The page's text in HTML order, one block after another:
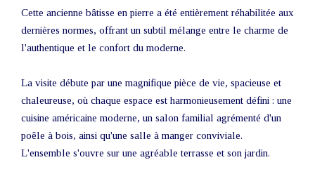
Cette ancienne bâtisse en pierre a été entièrement réhabilitée aux
dernières normes, offrant un subtil mélange entre le charme de
l'authentique et le confort du moderne.
La visite débute par une magnifique pièce de vie, spacieuse et
chaleureuse, où chaque espace est harmonieusement défini : une
cuisine américaine moderne, un salon familial agrémenté d'un
poêle à bois, ainsi qu'une salle à manger conviviale.
L'ensemble s'ouvre sur une agréable terrasse et son jardin.